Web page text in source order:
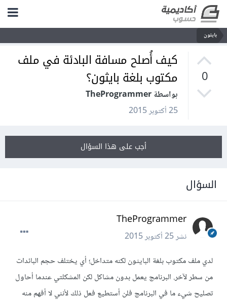
بايثون
0
كيف أُصلح مسافة البادئة في ملف
مكتوب بلغة بايثون؟
بواسطة TheProgrammer
25 أكتوبر 2015
أجب على هذا السؤال
السؤال
TheProgrammer
نشر25 أكتوبر 2015
لدي ملف مكتوب بلغة البايثون لكنه متداخل؛ أي يختلف حجم البائدات
من سطر لآخر. البرنامج يعمل بدون مشاكل لكن المشكلتي عندما أحاول
تصليح شيء ما في البرنامج فلن أستطيع فعل ذلك لأنني لا أفهم منه